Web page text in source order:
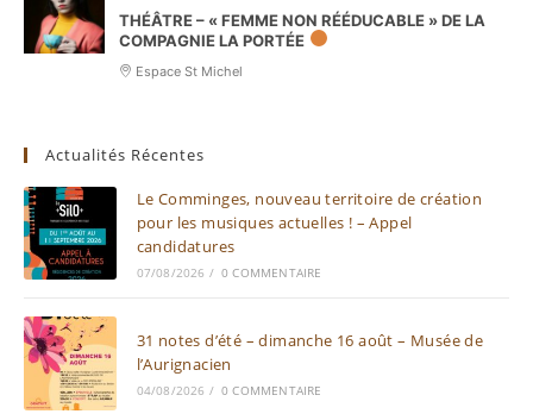
THÉÂTRE – « FEMME NON RÉÉDUCABLE » DE LA
COMPAGNIE LA PORTÉE
Espace St Michel
Actualités Récentes
Le Comminges, nouveau territoire de création
pour les musiques actuelles ! – Appel
candidatures
07/08/2026 / 0 COMMENTAIRE
31 notes d’été – dimanche 16 août – Musée de
l’Aurignacien
04/08/2026 / 0 COMMENTAIRE